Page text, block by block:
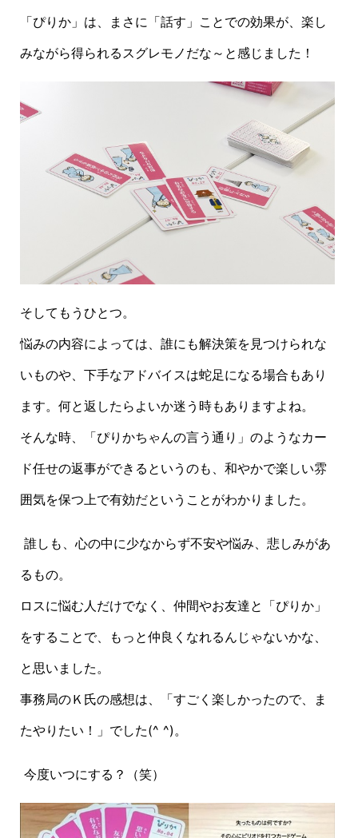
「ぴりか」は、まさに「話す」ことでの効果が、楽し
みながら得られるスグレモノだな～と感じました！
そしてもうひとつ。
悩みの内容によっては、誰にも解決策を見つけられな
いものや、下手なアドバイスは蛇足になる場合もあり
ます。何と返したらよいか迷う時もありますよね。
そんな時、「ぴりかちゃんの言う通り」のようなカー
ド任せの返事ができるというのも、和やかで楽しい雰
囲気を保つ上で有効だということがわかりました。
誰しも、心の中に少なからず不安や悩み、悲しみがあ
るもの。
ロスに悩む人だけでなく、仲間やお友達と「ぴりか」
をすることで、もっと仲良くなれるんじゃないかな、
と思いました。
事務局のＫ氏の感想は、「すごく楽しかったので、ま
たやりたい！」でした(^ ^)。
今度いつにする？（笑）